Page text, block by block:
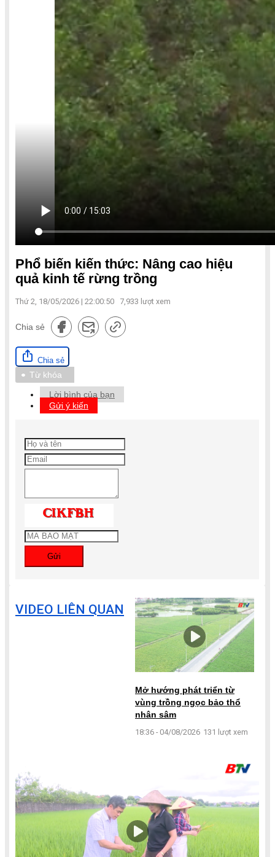
Phổ biến kiến thức: Nâng cao hiệu
quả kinh tế rừng trồng
Thứ 2, 18/05/2026 | 22:00:50 7,933 lượt xem
Chia sẻ
Chia sẻ
Từ khóa
Lời bình của bạn
Gửi ý kiến
Gửi
VIDEO LIÊN QUAN
Mở hướng phát triển từ
vùng trồng ngọc bảo thổ
nhân sâm
18:36 - 04/08/2026 131 lượt xem